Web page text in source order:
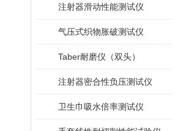
注射器滑动性能测试仪
气压式织物胀破测试仪
Taber耐磨仪（双头）
注射器密合性负压测试仪
卫生巾吸水倍率测试仪